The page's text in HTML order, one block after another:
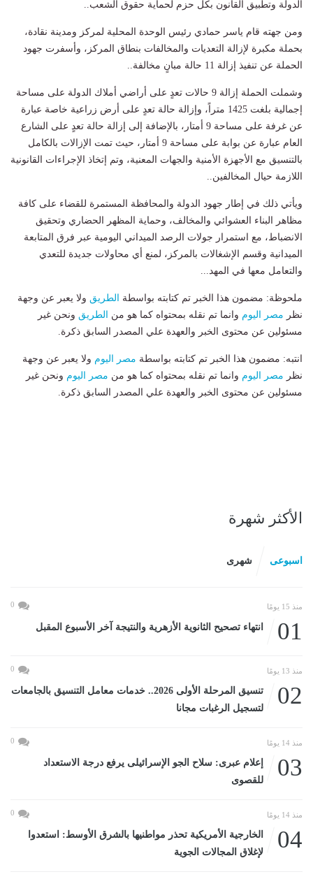
الدولة وتطبيق القانون بكل حزم لحماية حقوق الشعب..
​ومن جهته قام ياسر حمادي رئيس الوحدة المحلية لمركز ومدينة نقادة،
بحملة مكبرة لإزالة التعديات والمخالفات بنطاق المركز، وأسفرت جهود
الحملة عن تنفيذ إزالة 11 حالة مبانٍ مخالفة..
وشملت الحملة إزالة 9 حالات تعدٍ على أراضي أملاك الدولة على مساحة
إجمالية بلغت 1425 متراً، وإزالة حالة تعدٍ على أرض زراعية خاصة عبارة
عن غرفة على مساحة 9 أمتار، بالإضافة إلى إزالة حالة تعدٍ على الشارع
العام عبارة عن بوابة على مساحة 9 أمتار، حيث تمت الإزالات بالكامل
بالتنسيق مع الأجهزة الأمنية والجهات المعنية، وتم إتخاذ الإجراءات القانونية
اللازمة حيال المخالفين..
​ويأتي ذلك في إطار جهود الدولة والمحافظة المستمرة للقضاء على كافة
مظاهر البناء العشوائي والمخالف، وحماية المظهر الحضاري وتحقيق
الانضباط، مع استمرار جولات الرصد الميداني اليومية عبر فرق المتابعة
الميدانية وقسم الإشغالات بالمركز، لمنع أي محاولات جديدة للتعدي
والتعامل معها في المهد...
ملحوظة: مضمون هذا الخبر تم كتابته بواسطة الطريق ولا يعبر عن وجهة
نظر مصر اليوم وانما تم نقله بمحتواه كما هو من الطريق ونحن غير
مسئولين عن محتوى الخبر والعهدة علي المصدر السابق ذكرة.
انتبه: مضمون هذا الخبر تم كتابته بواسطة مصر اليوم ولا يعبر عن وجهة
نظر مصر اليوم وانما تم نقله بمحتواه كما هو من مصر اليوم ونحن غير
مسئولين عن محتوى الخبر والعهدة علي المصدر السابق ذكرة.
الأكثر شهرة
اسبوعى شهرى
منذ 15 يومًا 0
01 انتهاء تصحيح الثانوية الأزهرية والنتيجة آخر الأسبوع المقبل
منذ 13 يومًا 0
02
تنسيق المرحلة الأولى 2026.. خدمات معامل التنسيق بالجامعات
لتسجيل الرغبات مجانا
منذ 14 يومًا 0
03
إعلام عبرى: سلاح الجو الإسرائيلى يرفع درجة الاستعداد
للقصوى
منذ 14 يومًا 0
04
الخارجية الأمريكية تحذر مواطنيها بالشرق الأوسط: استعدوا
لإغلاق المجالات الجوية